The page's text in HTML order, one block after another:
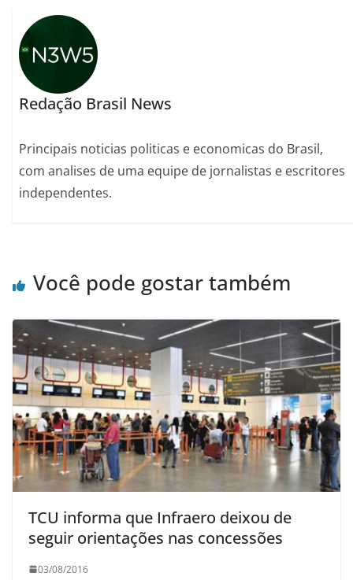
Redação Brasil News
Principais noticias politicas e economicas do Brasil,
com analises de uma equipe de jornalistas e escritores
independentes.
Você pode gostar também
TCU informa que Infraero deixou de
seguir orientações nas concessões
03/08/2016